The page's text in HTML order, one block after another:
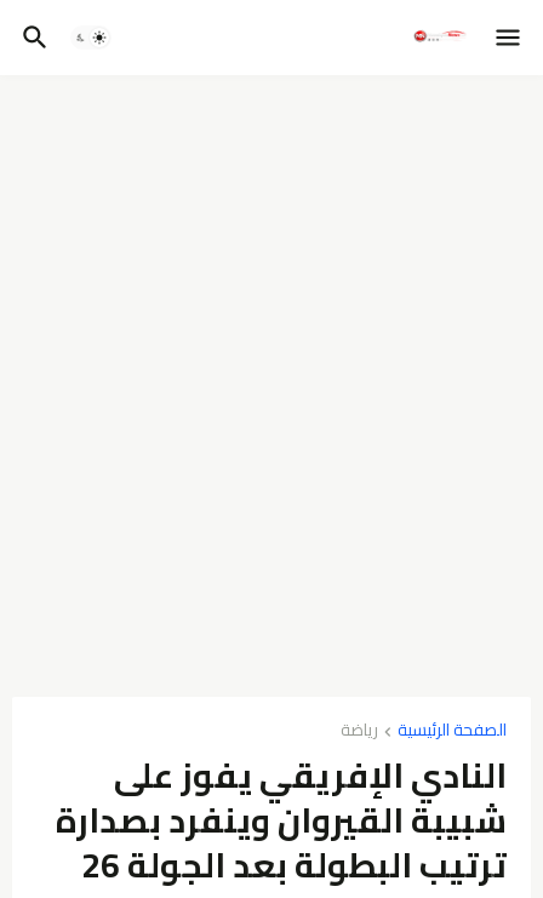
الصفحة الرئيسية
النادي الإفريقي يفوز على
شبيبة القيروان وينفرد بصدارة
ترتيب البطولة بعد الجولة 26